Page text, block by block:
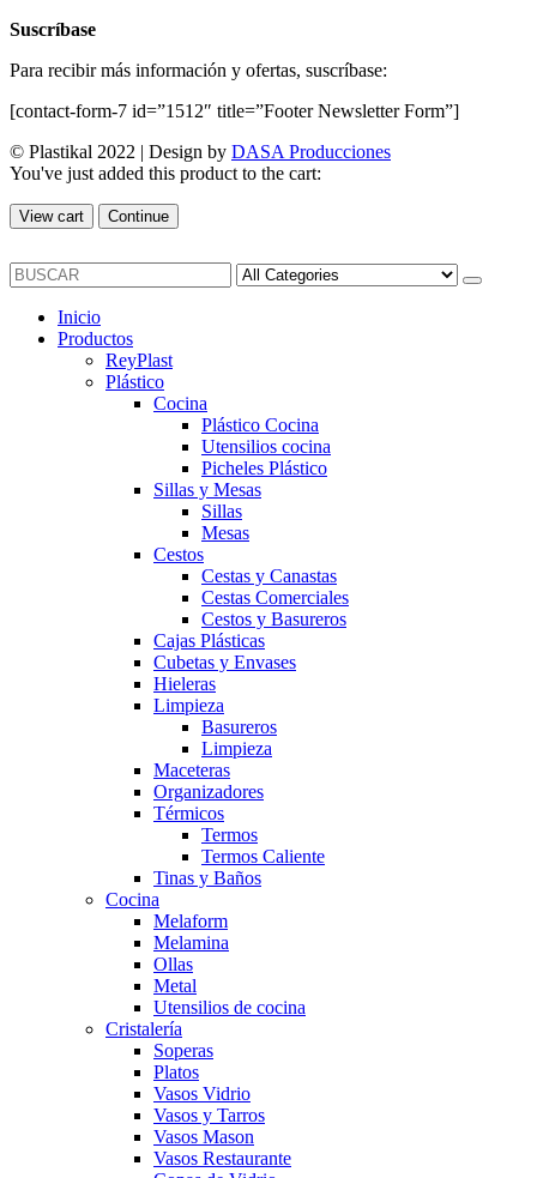
Suscríbase
Para recibir más información y ofertas, suscríbase:
[contact-form-7 id=”1512″ title=”Footer Newsletter Form”]
© Plastikal 2022 | Design by DASA Producciones
You've just added this product to the cart:
View cart Continue
Inicio
Productos
ReyPlast
Plástico
Cocina
Plástico Cocina
Utensilios cocina
Picheles Plástico
Sillas y Mesas
Sillas
Mesas
Cestos
Cestas y Canastas
Cestas Comerciales
Cestos y Basureros
Cajas Plásticas
Cubetas y Envases
Hieleras
Limpieza
Basureros
Limpieza
Maceteras
Organizadores
Térmicos
Termos
Termos Caliente
Tinas y Baños
Cocina
Melaform
Melamina
Ollas
Metal
Utensilios de cocina
Cristalería
Soperas
Platos
Vasos Vidrio
Vasos y Tarros
Vasos Mason
Vasos Restaurante